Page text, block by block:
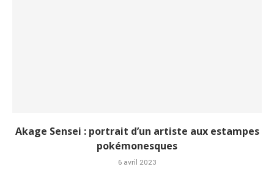
Akage Sensei : portrait d’un artiste aux estampes
pokémonesques
6 avril 2023